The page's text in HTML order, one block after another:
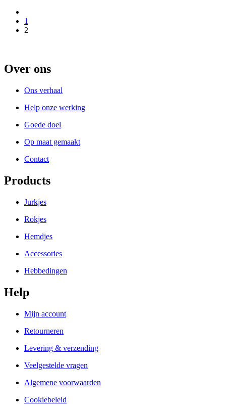
1
2
Over ons
Ons verhaal
Help onze werking
Goede doel
Op maat gemaakt
Contact
Products
Jurkjes
Rokjes
Hemdjes
Accessories
Hebbedingen
Help
Mijn account
Retourneren
Levering & verzending
Veelgestelde vragen
Algemene voorwaarden
Cookiebeleid